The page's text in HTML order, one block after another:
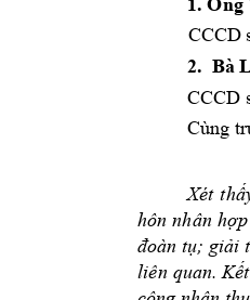
CCCD
2. Bà
CCCD
Cùng
Xét
hôn nhân hợp
đoàn tụ; giải
liên quan. Kết